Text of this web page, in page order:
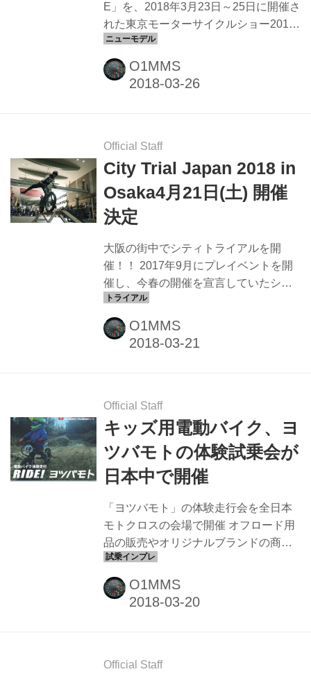
ごっこ」 埼玉県川越市のウエストポイ
ント...
E」を、2018年3月23日～25日に開催さ
れた東京モーターサイクルショー2018
で世界初公開しました。 黒山健一選手
による「TY-E」デモンストレーション
当日はヤマハブースでの展示の他に、
走り回り、その運動性能の高さも披露
しました。 ヤマハの電動トライアルバ
イク「TY-E」とは ヤマハの電動トライ
アルバイク「TY-E」は、ヤマハ
の“Evolving R&D（エボルビング
車両です。 “Evolving R&D...
O1MMS
Official Staff
City Trial Japan 2018 in
Osaka4月21日(土) 開催
決定
大阪の街中でシティトライアルを開
催！！ 2017年9月にプレイベントを開
催し、今春の開催を宣言していたシテ
ィトライアルのイベント「City Trial
Japan 2018 in Osaka」として4月21日
（土）に、大阪 新世界 通天閣本通商店
人に身近で見てもらおうと、全日本ト
ライアル選手権国際A級スーパークラス
で活躍中の藤原慎也選手が中心とな
り、企画されたイベントです。 2017年
9月9日に開催されたプレイベントで
O1MMS
Official Staff
キッズ用電動バイク、ヨ
ツバモトの体験試乗会が
日本中で開催
「ヨツバモト」の体験走行会を全日本
モトクロスの会場で開催 オフロード用
品の販売やオリジナルブランドの商品
展開を行うダートフリークが、新たに
展開するキッズバイクブランドが「ヨ
ツバキッズ」です。 「子供たちと二輪
動バイク「ヨツバモト」をラインナッ
O1MMS
Official Staff